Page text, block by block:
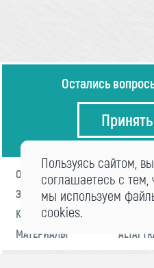
Остались
О ФОРУМЕ
ЭКСПЕРТЫ
КОНТАКТЫ
МАТЕРИАЛЫ
ALTAI
Пользуясь сайтом, вы
соглашаетесь с тем,
мы используем
cookies.